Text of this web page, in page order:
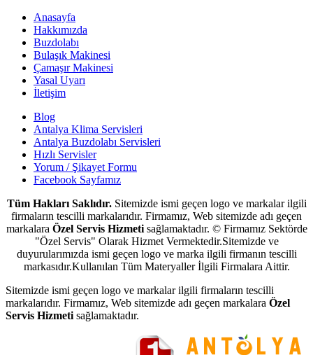
Anasayfa
Hakkımızda
Buzdolabı
Bulaşık Makinesi
Çamaşır Makinesi
Yasal Uyarı
İletişim
Blog
Antalya Klima Servisleri
Antalya Buzdolabı Servisleri
Hızlı Servisler
Yorum / Şikayet Formu
Facebook Sayfamız
Tüm Hakları Saklıdır. Sitemizde ismi geçen logo ve markalar ilgili
firmaların tescilli markalarıdır. Firmamız, Web sitemizde adı geçen
markalara Özel Servis Hizmetisağlamaktadır. © Firmamız Sektörde
"Özel Servis" Olarak Hizmet Vermektedir.Sitemizde ve
duyurularımızda ismi geçen logo ve marka ilgili firmanın tescilli
markasıdır.Kullanılan Tüm Materyaller İlgili Firmalara Aittir.
Sitemizde ismi geçen logo ve markalar ilgili firmaların tescilli
markalarıdır. Firmamız, Web sitemizde adı geçen markalara Özel
Servis Hizmeti sağlamaktadır.